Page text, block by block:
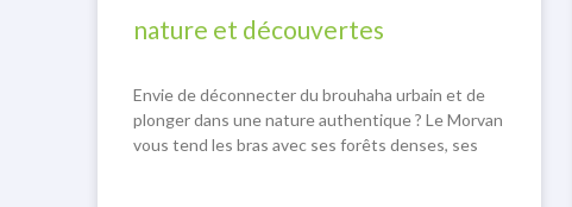
nature et découvertes
Envie de déconnecter du brouhaha urbain et de
plonger dans une nature authentique ? Le Morvan
vous tend les bras avec ses forêts denses, ses